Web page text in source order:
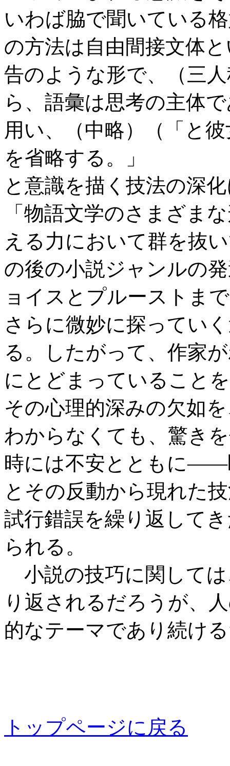
いわば脇で聞いている
の方法は自由間接文体
告のような形で、（三
ら、語彙は思考の主体
用い、（中略）（「と
を省略する。」
と意識を描く技法の深
「物語文学のさまざま
える力において群を抜
の後の小説ジャンルの
ョイスとプルーストま
さらに微妙に探ってい
る。したがって、作家
にとどまっていること
その心理的深みの欠如
わからなくても、驚き
時には不安とともに――
とその反動から現れた
試行錯誤を繰り返して
られる。
小説の技巧に関して
り返されるだろうが、
的なテーマであり続け
トップページに戻る